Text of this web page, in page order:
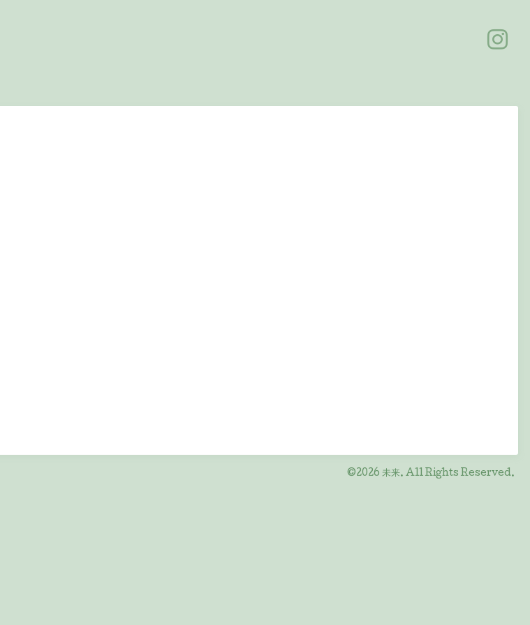
©2026 未来. All Rights Reserved.